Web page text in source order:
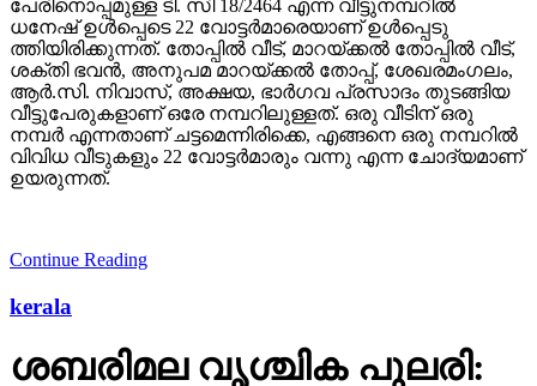
പേരിനൊപ്പമുള്ള ടി. സി 18/2464 എന്ന വീട്ടുനമ്പറില്‍
ധനേഷ് ഉള്‍പ്പെടെ 22 വോട്ടര്‍മാരെയാണ് ഉള്‍പ്പെടു
ത്തിയിരിക്കുന്നത്. തോപ്പില്‍ വീട്, മാറയ്ക്കല്‍ തോപ്പില്‍ വീട്,
ശക്തി ഭവന്‍, അനുപമ മാറയ്ക്കല്‍ തോപ്പ്, ശേഖരമംഗലം,
ആര്‍.സി. നിവാസ്, അക്ഷയ, ഭാര്‍ഗവ പ്രസാദം തുടങ്ങിയ
വീട്ടുപേരുകളാണ് ഒരേ നമ്പറിലുള്ളത്. ഒരു വീടിന് ഒരു
നമ്പര്‍ എന്നതാണ് ചട്ടമെന്നിരിക്കെ, എങ്ങനെ ഒരു നമ്പറില്‍
വിവിധ വീടുകളും 22 വോട്ടര്‍മാരും വന്നു എന്ന ചോദ്യമാണ്
ഉയരുന്നത്.
Continue Reading
kerala
ശബരിമല വൃശ്ചിക പുലരി: